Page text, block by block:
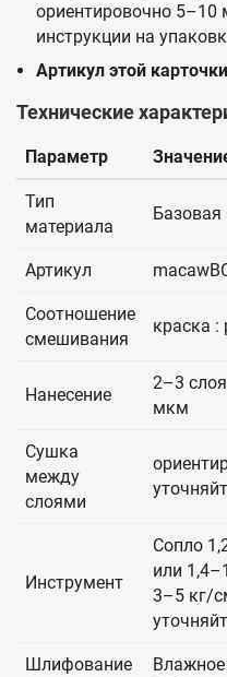
ориентировочно 5–10
инструкции на
Артикул этой карточки
Технические
Параметр
Тип
материала
Артикул
Соотношение
смешивания
краска :
Нанесение
2–3
мкм
Сушка
между
слоями
Инструмент
Сопло
или
3–5 кг/
Шлифование